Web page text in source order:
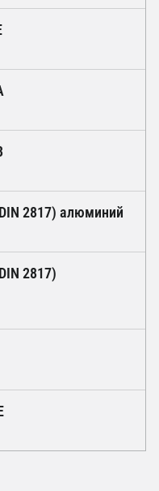
2817) алюминий
2817)